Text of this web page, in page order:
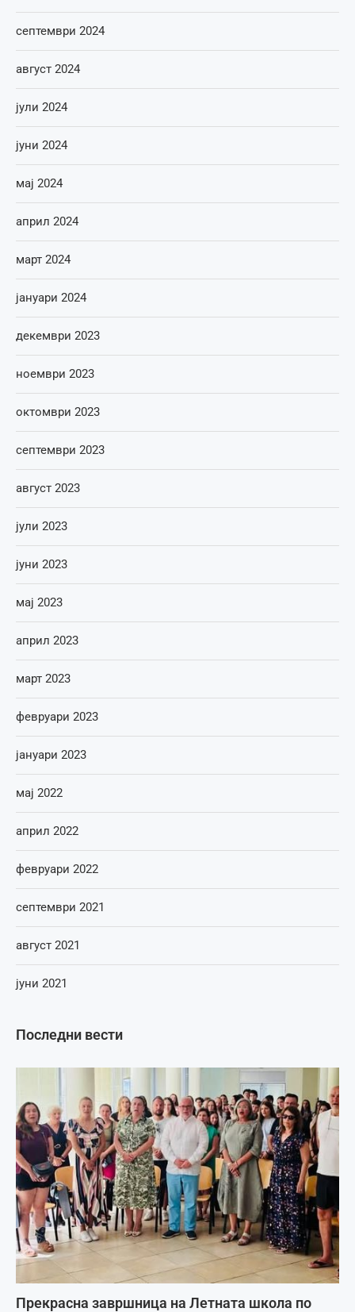
Последни вести
Прекрасна завршница на Летната школа по
септември 2024
август 2024
јули 2024
јуни 2024
мај 2024
април 2024
март 2024
јануари 2024
декември 2023
ноември 2023
октомври 2023
септември 2023
август 2023
јули 2023
јуни 2023
мај 2023
април 2023
март 2023
февруари 2023
јануари 2023
мај 2022
април 2022
февруари 2022
септември 2021
август 2021
јуни 2021